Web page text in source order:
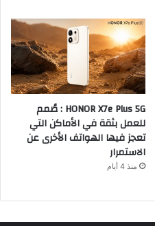
HONOR X7e Plus 5G : صُمم
للعمل بثقة في الأماكن التي
تعجز فيها الهواتف الأخرى عن
الاستمرار
منذ 4 أيام